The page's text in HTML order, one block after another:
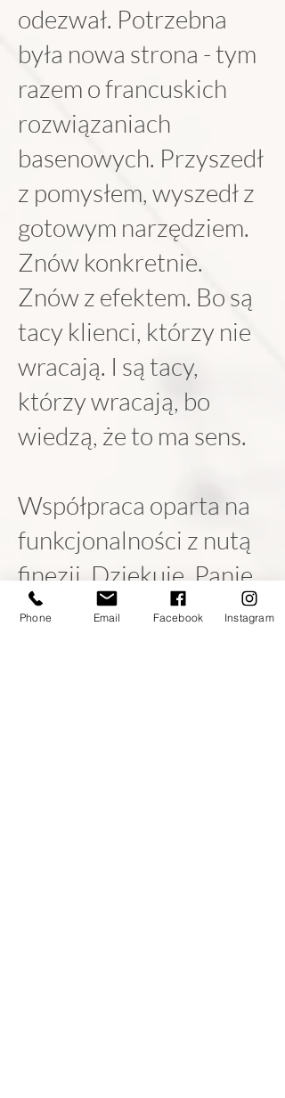
odezwał. Potrzebna
była nowa strona - tym
razem o francuskich
rozwiązaniach
basenowych. Przyszedł
z pomysłem, wyszedł z
gotowym narzędziem.
Znów konkretnie.
Znów z efektem. Bo są
tacy klienci, którzy nie
wracają. I są tacy,
którzy wracają, bo
wiedzą, że to ma sens.
Współpraca oparta na
funkcjonalności z nutą
finezji. Dziękuję, Panie
Filipie.
Phone Email Facebook Instagram